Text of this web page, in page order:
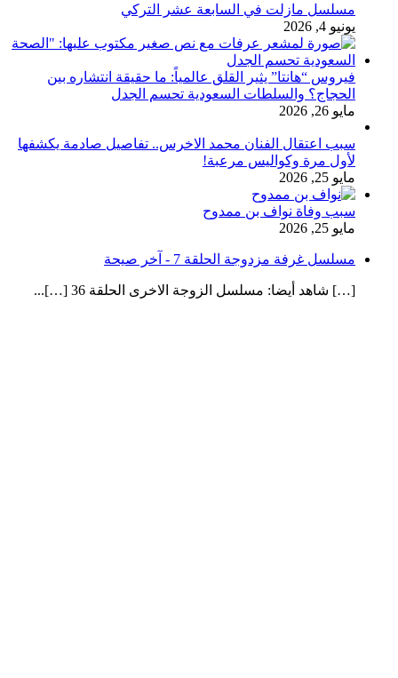
مسلسل مازلت في السابعة عشر التركي
يونيو 4, 2026
فيروس “هانتا” يثير القلق عالمياً: ما حقيقة انتشاره بين
الحجاج؟ والسلطات السعودية تحسم الجدل
مايو 26, 2026
سبب اعتقال الفنان محمد الاخرس.. تفاصيل صادمة يكشفها
لأول مرة وكواليس مرعبة!
مايو 25, 2026
سبب وفاة نواف بن ممدوح
مايو 25, 2026
مسلسل غرفة مزدوجة الحلقة 7 - آخر صيحة
[…] شاهد أيضا: مسلسل الزوجة الاخرى الحلقة 36 […]...